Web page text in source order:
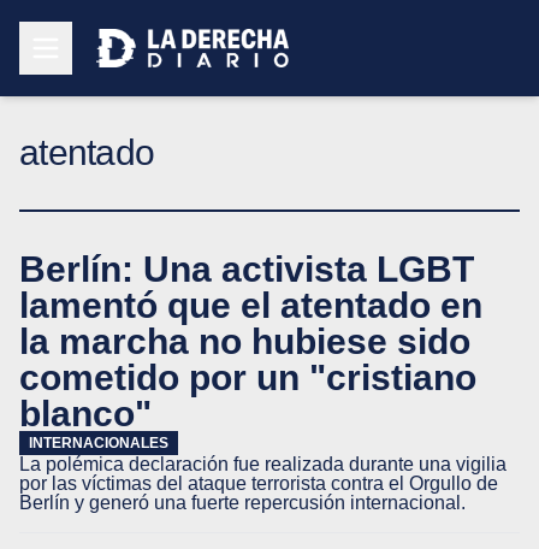
atentado
Berlín: Una activista LGBT
lamentó que el atentado en
la marcha no hubiese sido
cometido por un "cristiano
blanco"
INTERNACIONALES
La polémica declaración fue realizada durante una vigilia
por las víctimas del ataque terrorista contra el Orgullo de
Berlín y generó una fuerte repercusión internacional.